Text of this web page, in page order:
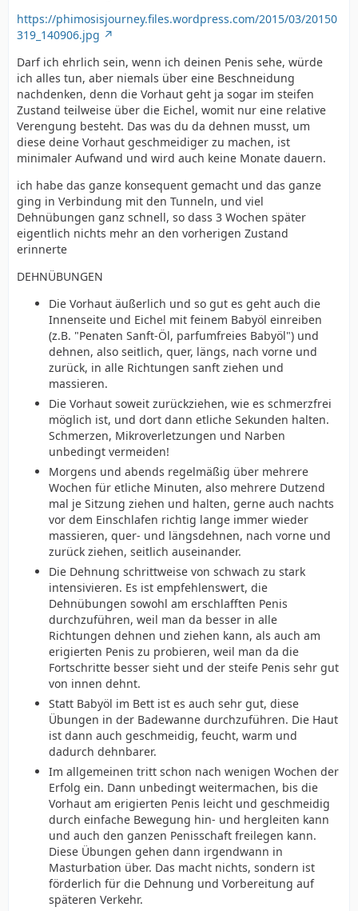
https://phimosisjourney.files.wordpress.com/2015/03/20150
319_140906.jpg
Darf ich ehrlich sein, wenn ich deinen Penis sehe, würde
ich alles tun, aber niemals über eine Beschneidung
nachdenken, denn die Vorhaut geht ja sogar im steifen
Zustand teilweise über die Eichel, womit nur eine relative
Verengung besteht. Das was du da dehnen musst, um
diese deine Vorhaut geschmeidiger zu machen, ist
minimaler Aufwand und wird auch keine Monate dauern.
ich habe das ganze konsequent gemacht und das ganze
ging in Verbindung mit den Tunneln, und viel
Dehnübungen ganz schnell, so dass 3 Wochen später
eigentlich nichts mehr an den vorherigen Zustand
erinnerte
DEHNÜBUNGEN
Die Vorhaut äußerlich und so gut es geht auch die
Innenseite und Eichel mit feinem Babyöl einreiben
(z.B. "Penaten Sanft-Öl, parfumfreies Babyöl") und
dehnen, also seitlich, quer, längs, nach vorne und
zurück, in alle Richtungen sanft ziehen und
massieren.
Die Vorhaut soweit zurückziehen, wie es schmerzfrei
möglich ist, und dort dann etliche Sekunden halten.
Schmerzen, Mikroverletzungen und Narben
unbedingt vermeiden!
Morgens und abends regelmäßig über mehrere
Wochen für etliche Minuten, also mehrere Dutzend
mal je Sitzung ziehen und halten, gerne auch nachts
vor dem Einschlafen richtig lange immer wieder
massieren, quer- und längsdehnen, nach vorne und
zurück ziehen, seitlich auseinander.
Die Dehnung schrittweise von schwach zu stark
intensivieren. Es ist empfehlenswert, die
Dehnübungen sowohl am erschlafften Penis
durchzuführen, weil man da besser in alle
Richtungen dehnen und ziehen kann, als auch am
erigierten Penis zu probieren, weil man da die
Fortschritte besser sieht und der steife Penis sehr gut
von innen dehnt.
Statt Babyöl im Bett ist es auch sehr gut, diese
Übungen in der Badewanne durchzuführen. Die Haut
ist dann auch geschmeidig, feucht, warm und
dadurch dehnbarer.
Im allgemeinen tritt schon nach wenigen Wochen der
Erfolg ein. Dann unbedingt weitermachen, bis die
Vorhaut am erigierten Penis leicht und geschmeidig
durch einfache Bewegung hin- und hergleiten kann
und auch den ganzen Penisschaft freilegen kann.
Diese Übungen gehen dann irgendwann in
Masturbation über. Das macht nichts, sondern ist
förderlich für die Dehnung und Vorbereitung auf
späteren Verkehr.